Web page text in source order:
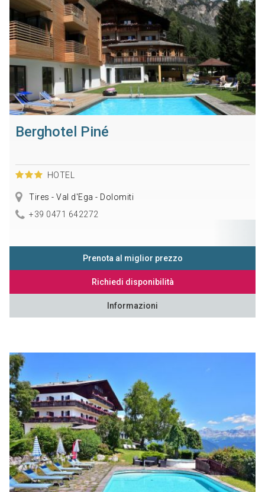
Berghotel Piné
HOTEL
Tires - Val d'Ega - Dolomiti
+39 0471 642272
Prenota al miglior prezzo
Richiedi disponibilità
Informazioni